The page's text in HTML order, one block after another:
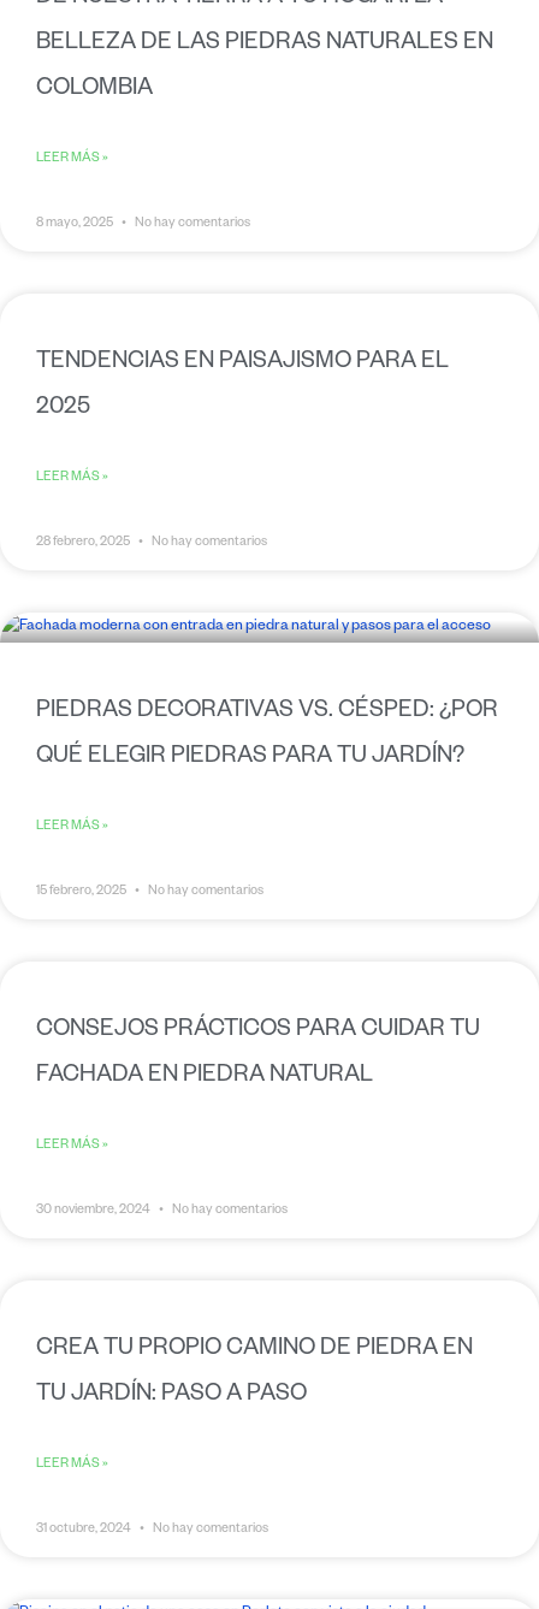
BELLEZA DE LAS PIEDRAS NATURALES EN
COLOMBIA
LEER MÁS »
8 mayo, 2025 No hay comentarios
TENDENCIAS EN PAISAJISMO PARA EL
2025
LEER MÁS »
28 febrero, 2025 No hay comentarios
PIEDRAS DECORATIVAS VS. CÉSPED: ¿POR
QUÉ ELEGIR PIEDRAS PARA TU JARDÍN?
LEER MÁS »
15 febrero, 2025 No hay comentarios
CONSEJOS PRÁCTICOS PARA CUIDAR TU
FACHADA EN PIEDRA NATURAL
LEER MÁS »
30 noviembre, 2024 No hay comentarios
CREA TU PROPIO CAMINO DE PIEDRA EN
TU JARDÍN: PASO A PASO
LEER MÁS »
31 octubre, 2024 No hay comentarios